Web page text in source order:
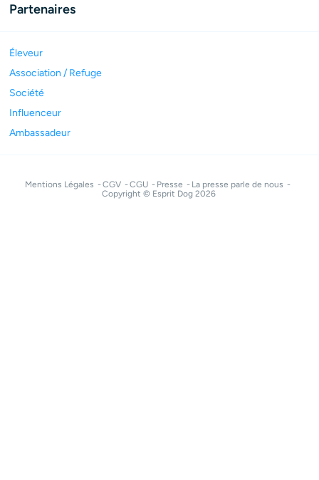
Partenaires
Éleveur
Association / Refuge
Société
Influenceur
Ambassadeur
Mentions Légales CGV CGU Presse
La presse parle de nous
Copyright © Esprit Dog 2026